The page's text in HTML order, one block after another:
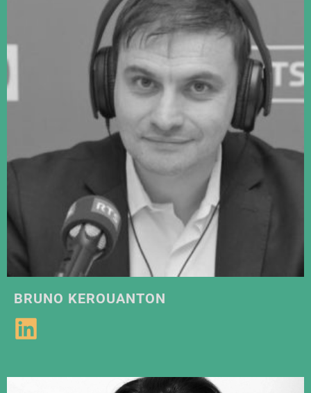
BRUNO KEROUANTON